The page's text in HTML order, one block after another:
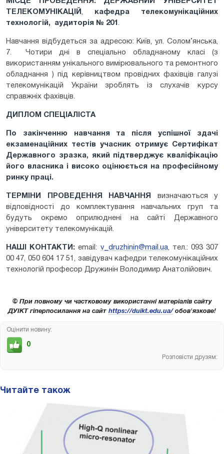
ТЕЛЕКОМУНІКАЦІЙ
кафедра телекомунікаційних
технологій, аудиторія № 201
Навчання відбудеться за адресою: Київ, ул. Солом’янська,
7. Чотири дні в спеціально обладнаному класі (з
використанням унікального вимірювального та ремонтного
обладнання ) під керівництвом провідних фахівців галузі
телекомунікацій України зроблять із слухачів курсу
справжніх фахівців.
ДИПЛОМ СПЕЦІАЛІСТА
По закінченню навчання та після успішної здачі
екзаменаційних тестів учасник отримує Сертифікат
Державного зразка, який підтверджує кваліфікацію
його власника і високо оцінюється на професійному
ринку праці.
ТЕРМІНИ ПРОВЕДЕННЯ НАВЧАННЯ
визначаються у
відповідності до комплектування навчальних груп та
будуть окремо оприлюднені на сайті Державного
університету телекомунікацій.
НАШІ КОНТАКТИ: email: v_druzhinin@mail.ua, тел.: 093 307
00 47, 050 604 17 51, завідувач кафедри телекомунікаційних
технологій професор Дружинін Володимир Анатолійович.
© При повному чи частковому використанні матеріалів сайту
ДУІКТ гіперпосилання на сайт https://duikt.edu.ua/обов'язкове!
Оцінити новину:
0
Розповісти друзям:
Читайте також